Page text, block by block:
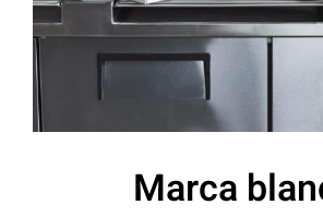
Marca